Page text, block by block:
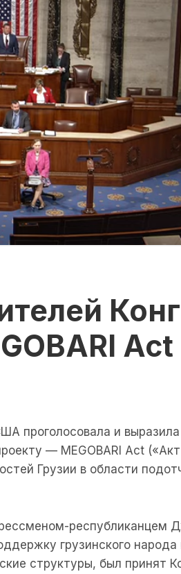
Act
проголосовала и выразила
— MEGOBARI Act
Грузии в области
республиканцем
грузинского народа
структуры, был принят